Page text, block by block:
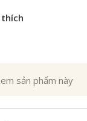
thích
sản phẩm này